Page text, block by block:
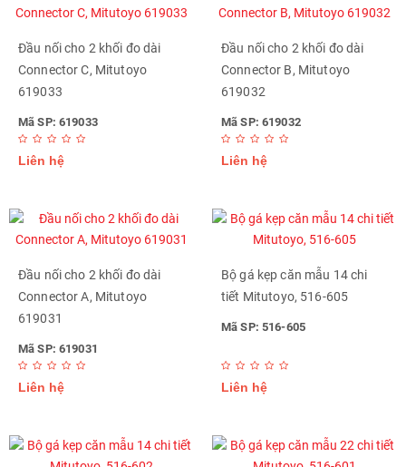
Đầu nối cho 2 khối đo dài
Connector C, Mitutoyo
619033
Mã SP: 619033
Liên hệ
Đầu nối cho 2 khối đo dài
Connector B, Mitutoyo
619032
Mã SP: 619032
Liên hệ
Đầu nối cho 2 khối đo dài
Connector A, Mitutoyo
619031
Mã SP: 619031
Liên hệ
Bộ gá kẹp căn mẫu 14 chi
tiết Mitutoyo, 516-605
Mã SP: 516-605
Liên hệ